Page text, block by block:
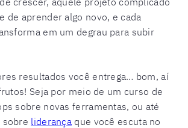
de aprender algo novo, e cada
em um degrau para subir
resultados você entrega… bom, aí
Seja por meio de um curso de
sobre novas ferramentas, ou até
sobre liderança que você escuta no